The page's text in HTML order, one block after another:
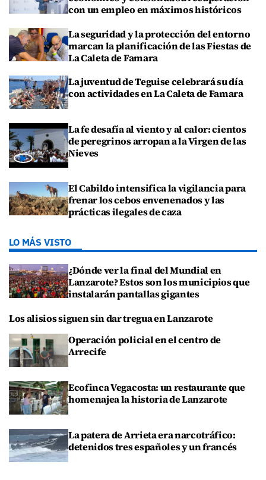
con un empleo en máximos históricos
La seguridad y la protección del entorno
marcan la planificación de las Fiestas de
La Caleta de Famara
La juventud de Teguise celebrará su día
con actividades en La Caleta de Famara
La fe desafía al viento y al calor: cientos
de peregrinos arropan a la Virgen de las
Nieves
El Cabildo intensifica la vigilancia para
frenar los cebos envenenados y las
prácticas ilegales de caza
LO MÁS VISTO
¿Dónde ver la final del Mundial en
Lanzarote? Estos son los municipios que
instalarán pantallas gigantes
Los alisios siguen sin dar tregua en Lanzarote
Operación policial en el centro de
Arrecife
Ecofinca Vegacosta: un restaurante que
homenajea la historia de Lanzarote
La patera de Arrieta era narcotráfico:
detenidos tres españoles y un francés